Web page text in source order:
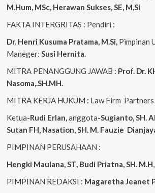
M.Hum, MSc, Herawan Sukses, SE, M,Si
FAKTA INTERGRITAS : Pendiri :
Dr. Henri Kusuma Pratama, M.Si, Pimpinan
Maneger: Susi Hernita.
MITRA PENANGGUNG JAWAB : Prof. Dr.
Nasoma,.SH.MH.
MITRA KERJA HUKUM : Law Firm Partners
Ketua-Rudi Erlan,anggota-Sugianto, SH.
Sutan FH, Nasation, SH. M. Fauzie
PIMPINAN PERUSAHAAN :
Hengki Maulana, ST, Budi Priatna, SH. M.H,
PIMPINAN REDAKSI : Magaretha Jeanet